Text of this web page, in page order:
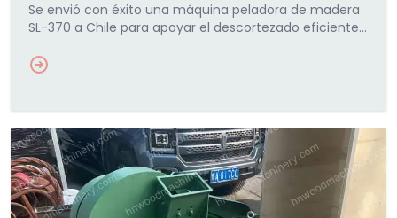
Se envió con éxito una máquina peladora de madera
SL-370 a Chile para apoyar el descortezado eficiente
Adaptada a…